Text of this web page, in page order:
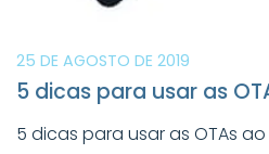
25 DE AGOSTO DE 2019
5 dicas para usar as
5 dicas para usar as OTAs